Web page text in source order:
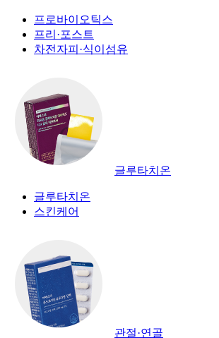
프로바이오틱스
프리·포스트
차전자피·식이섬유
글루타치온
글루타치온
스킨케어
관절·연골